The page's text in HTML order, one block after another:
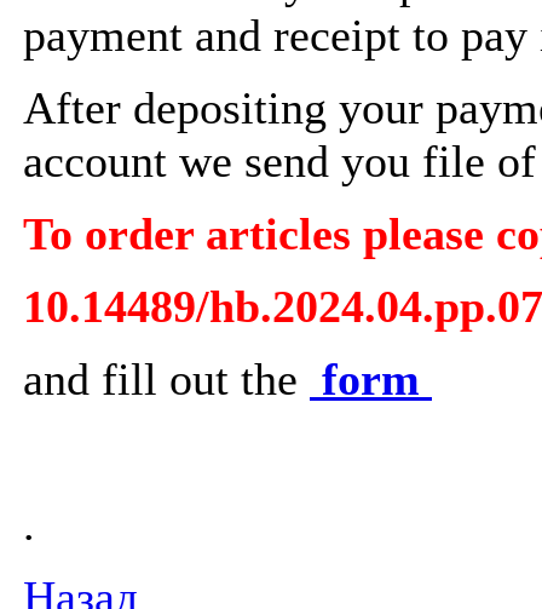
payment and receipt to
After depositing your
account we send you file
To order articles please
10.14489/
and fill out the form
.
Назад